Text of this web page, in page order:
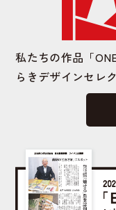
私たちの作品「
らきデザインセレ